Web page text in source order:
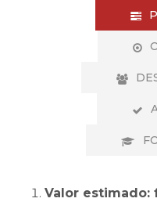
Valor estimado: